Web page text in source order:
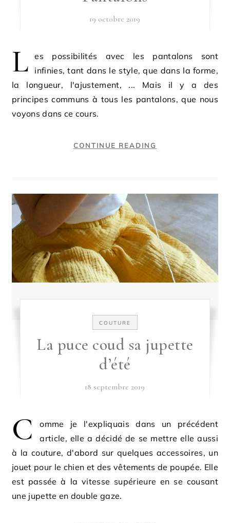
19 octobre 2019
L
es possibilités avec les pantalons sont
infinies, tant dans le style, que dans la forme,
la longueur, l'ajustement, ... Mais il y a des
principes communs à tous les pantalons, que nous
voyons dans ce cours.
CONTINUE READING
COUTURE
La puce coud sa jupette
d’été
18 septembre 2019
C
omme je l'expliquais dans un précédent
article, elle a décidé de se mettre elle aussi
à la couture, d'abord sur quelques accessoires, un
jouet pour le chien et des vêtements de poupée. Elle
est passée à la vitesse supérieure en se cousant
une jupette en double gaze.